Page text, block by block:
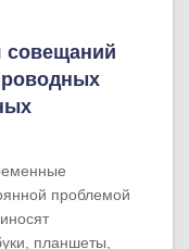
совещаний
проблемой
планшеты,